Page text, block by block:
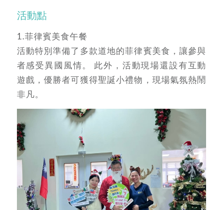
活動點
1.菲律賓美食午餐
活動特別準備了多款道地的菲律賓美食，讓參與
者感受異國風情。 此外，活動現場還設有互動
遊戲，優勝者可獲得聖誕小禮物，現場氣氛熱鬧
非凡。